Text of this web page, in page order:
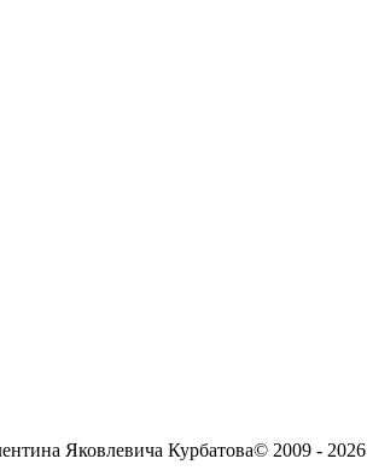
Яковлевича Курбатова© 2009 - 2026